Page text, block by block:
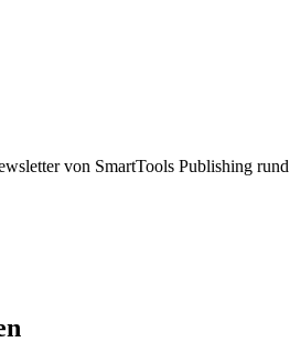
von SmartTools Publishing